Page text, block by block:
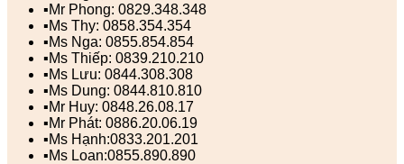
▪️Mr Phong: 0829.348.348
▪️Ms Thy: 0858.354.354
▪️Ms Nga: 0855.854.854
▪️Ms Thiếp: 0839.210.210
▪️Ms Lưu: 0844.308.308
▪️Ms Dung: 0844.810.810
▪️Mr Huy: 0848.26.08.17
▪️Mr Phát: 0886.20.06.19
▪️Ms Hạnh:0833.201.201
▪️Ms Loan:0855.890.890